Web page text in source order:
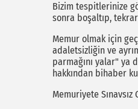
Bizim tespitlerinize
sonra boşaltıp, tekrar
Memur olmak için
adaletsizliğin ve
parmağını yalar" ya
hakkından bihaber
Memuriyete Sınavsız